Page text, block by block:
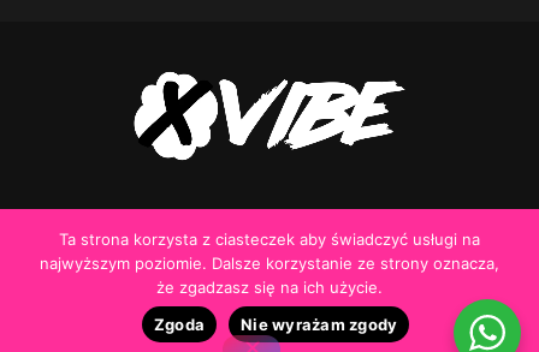
RealizacjaKonrad Kostrzewa
Ta strona korzysta z ciasteczek aby świadczyć usługi na
najwyższym poziomie. Dalsze korzystanie ze strony oznacza,
że zgadzasz się na ich użycie.
Zgoda
Nie wyrażam zgody